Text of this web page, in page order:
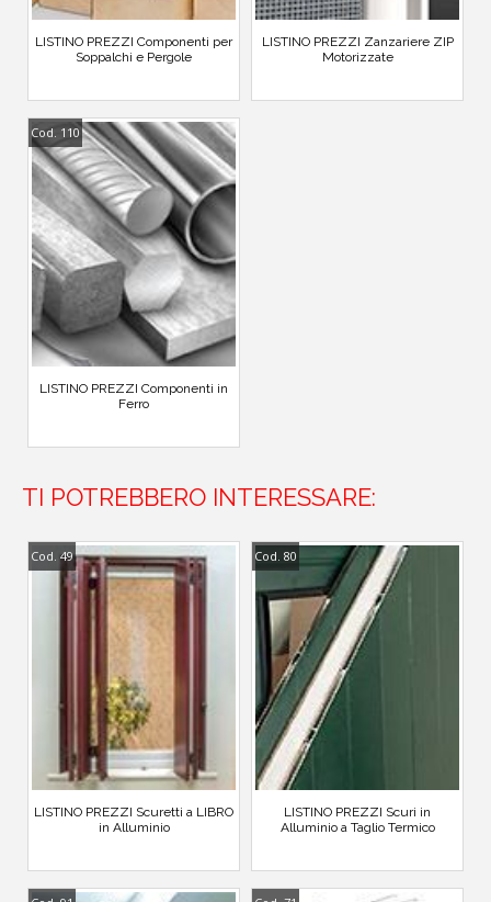
LISTINO PREZZI Componenti per
Soppalchi e Pergole
LISTINO PREZZI Zanzariere ZIP
Motorizzate
Cod. 110
LISTINO PREZZI Componenti in
Ferro
TI POTREBBERO INTERESSARE:
Cod. 49
LISTINO PREZZI Scuretti a LIBRO
in Alluminio
Cod. 80
LISTINO PREZZI Scuri in
Alluminio a Taglio Termico